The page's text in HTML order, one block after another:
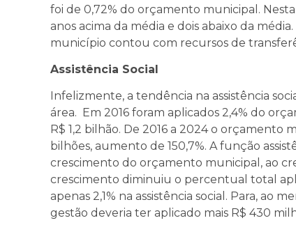
foi de 0,72% do orçamento municipal.
anos acima da média e dois abaixo da
município contou com recursos de
Assistência Social
Infelizmente, a tendência na assistência
área. Em 2016 foram aplicados 2,4% do
R$ 1,2 bilhão. De 2016 a 2024 o orçamento
bilhões, aumento de 150,7%. A função
crescimento do orçamento municipal, ao
crescimento diminuiu o percentual total
apenas 2,1% na assistência social. Para, ao
gestão deveria ter aplicado mais R$ 430